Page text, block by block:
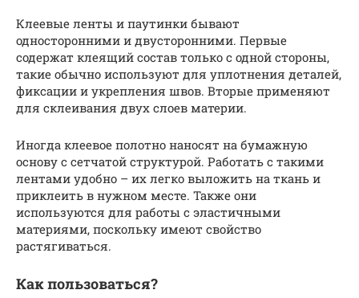
Клеевые ленты и паутинки бывают
односторонними и двусторонними. Первые
содержат клеящий состав только с одной стороны,
такие обычно используют для уплотнения деталей,
фиксации и укрепления швов. Вторые применяют
для склеивания двух слоев материи.
Иногда клеевое полотно наносят на бумажную
основу с сетчатой структурой. Работать с такими
лентами удобно – их легко выложить на ткань и
приклеить в нужном месте. Также они
используются для работы с эластичными
материями, поскольку имеют свойство
растягиваться.
Как пользоваться?